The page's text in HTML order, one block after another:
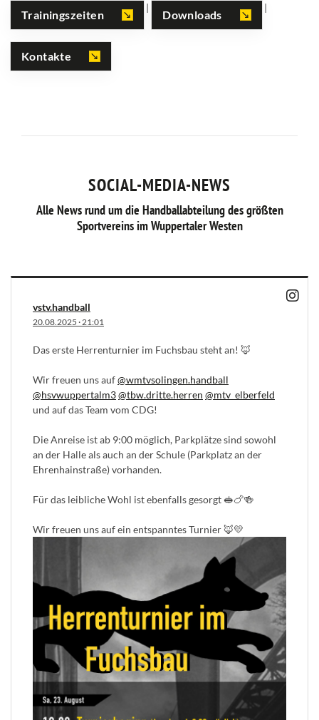
Trainingszeiten
|
Downloads
|
Kontakte
SOCIAL-MEDIA-NEWS
Alle News rund um die Handballabteilung des größten
Sportvereins im Wuppertaler Westen
vstv.handball
20.08.2025 ·21:01
Das erste Herrenturnier im Fuchsbau steht an! 🦊
Wir freuen uns auf@wmtvsolingen.handball
@hsvwuppertalm3@tbw.dritte.herren @mtv_elberfeld
und auf das Team vom CDG!
Die Anreise ist ab 9:00 möglich, Parkplätze sind sowohl
an der Halle als auch an der Schule (Parkplatz an der
Ehrenhainstraße) vorhanden.
Für das leibliche Wohl ist ebenfalls gesorgt 🥪🍗🍻
Wir freuen uns auf ein entspanntes Turnier 🦊💛